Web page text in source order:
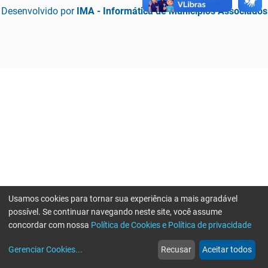
Desenvolvido por IMA - Informática de Municípios Associados
web
Notícias
more_horiz
Mais
Usamos cookies para tornar sua experiência a mais agradável
possível. Se continuar navegando neste site, você assume
concordar com nossa Política de Cookies e Política de privacidade
Gerenciar Cookies... Recusar Aceitar todos
Erro ao enviar informações, por favor tente novamente